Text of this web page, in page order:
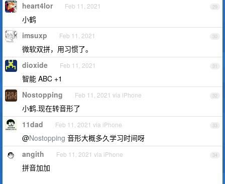
29
heart4lor Feb 11, 2021
小鹤
30
imsuxp Feb 11, 2021
微软双拼，用习惯了。
31
dioxide Feb 11, 2021
智能 ABC +1
32
Nostopping Feb 11, 2021 via iPhone
小鹤.现在转音形了
33
11dad Feb 11, 2021 via iPhone
@Nostopping 音形大概多久学习时间呀
34
angith Feb 11, 2021 via iPhone
拼音加加